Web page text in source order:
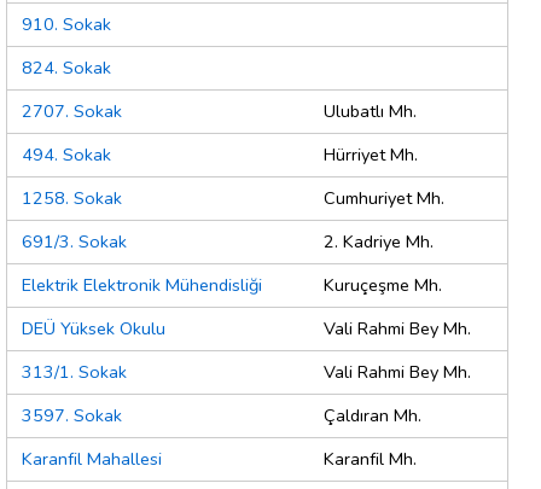
910. Sokak
824. Sokak
2707. Sokak
Ulubatlı Mh.
494. Sokak
Hürriyet Mh.
1258. Sokak
Cumhuriyet Mh.
691/3. Sokak
2. Kadriye Mh.
Elektrik Elektronik Mühendisliği
Kuruçeşme Mh.
DEÜ Yüksek Okulu
Vali Rahmi Bey Mh.
313/1. Sokak
Vali Rahmi Bey Mh.
3597. Sokak
Çaldıran Mh.
Karanfil Mahallesi
Karanfil Mh.